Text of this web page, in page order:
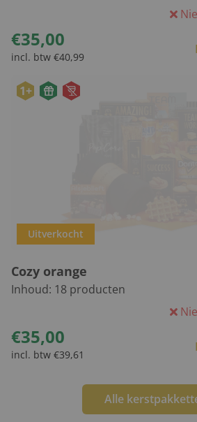
€35,00
incl. btw €40,99
1+
Uitverkocht
Cozy orange
Inhoud: 18 producten
€35,00
incl. btw €39,61
Alle